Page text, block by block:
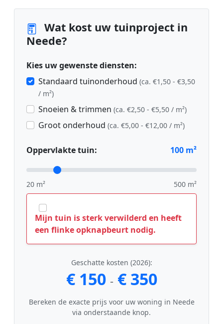
Wat kost uw tuinproject in
Neede?
Kies uw gewenste diensten:
Standaard tuinonderhoud (ca. €1,50 - €3,50
/ m²)
Snoeien & trimmen (ca. €2,50 - €5,50 / m²)
Groot onderhoud (ca. €5,00 - €12,00 / m²)
Oppervlakte tuin: 100 m²
20 m² 500 m²
Mijn tuin is sterk verwilderd en heeft
een flinke opknapbeurt nodig.
Geschatte kosten (2026):
€ 150 - € 350
Bereken de exacte prijs voor uw woning in Neede
via onderstaande knop.